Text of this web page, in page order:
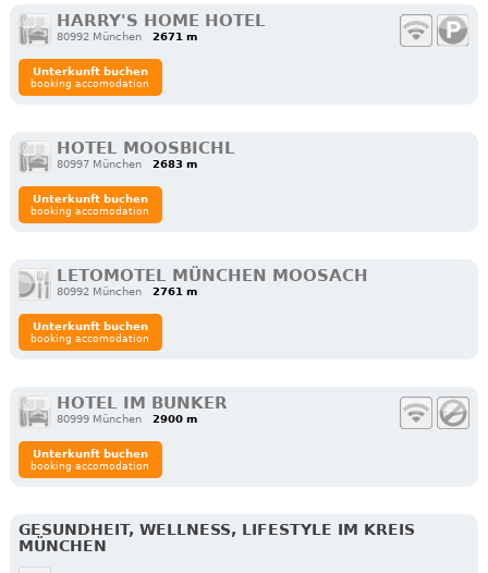
HARRY'S HOME HOTEL
80992 München 2671 m
Unterkunft buchen
booking accomodation
HOTEL MOOSBICHL
80997 München 2683 m
Unterkunft buchen
booking accomodation
LETOMOTEL MÜNCHEN MOOSACH
80992 München 2761 m
Unterkunft buchen
booking accomodation
HOTEL IM BUNKER
80999 München 2900 m
Unterkunft buchen
booking accomodation
GESUNDHEIT, WELLNESS, LIFESTYLE IM KREIS
MÜNCHEN